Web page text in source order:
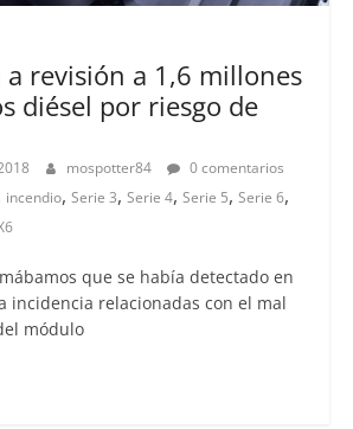
a revisión a 1,6 millones
diésel por riesgo de
mospotter84
0 comentarios
incendio, Serie 3, Serie 4, Serie 5, Serie 6,
que se había detectado en
incidencia relacionadas con el mal
módulo